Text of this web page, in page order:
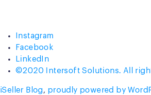
Instagram
Facebook
LinkedIn
©2020 Intersoft Solutions. All
iSeller Blog, proudly powered by